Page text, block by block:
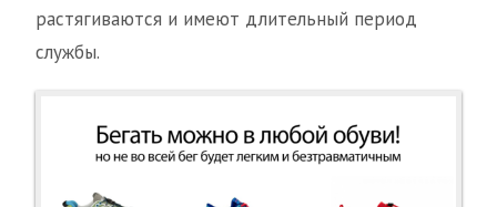
растягиваются и имеют длительный период
службы.